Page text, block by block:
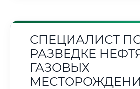
СПЕЦИАЛИСТ
РАЗВЕДКЕ
ГАЗОВЫХ